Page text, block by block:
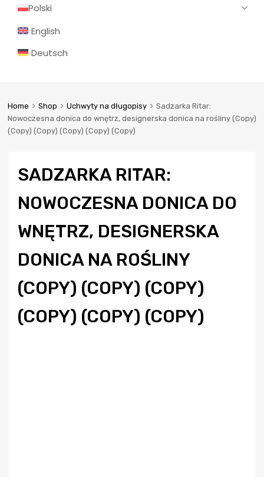
Polski
English
Deutsch
Home Shop Uchwyty na długopisy
Sadzarka Ritar:
Nowoczesna donica do wnętrz, designerska donica na rośliny (Copy)
(Copy) (Copy) (Copy) (Copy) (Copy)
SADZARKA RITAR:
NOWOCZESNA DONICA DO
WNĘTRZ, DESIGNERSKA
DONICA NA ROŚLINY
(COPY) (COPY) (COPY)
(COPY) (COPY) (COPY)